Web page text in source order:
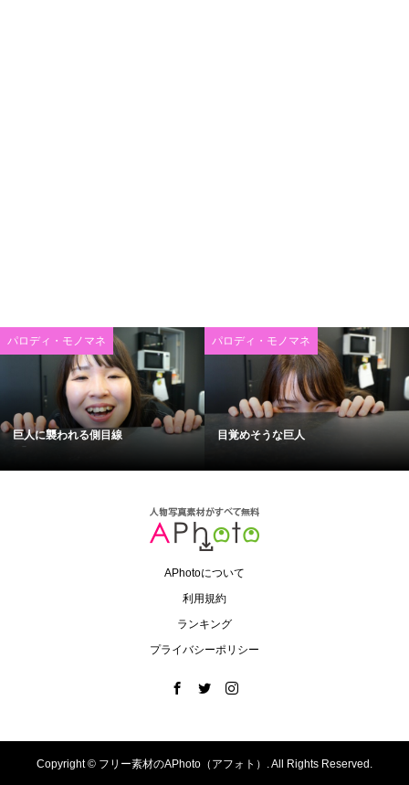
パロディ・モノマネ
巨人に襲われる側目線
パロディ・モノマネ
目覚めそうな巨人
APhotoについて
利用規約
ランキング
プライバシーポリシー
Copyright © フリー素材のAPhoto（アフォト）. All Rights Reserved.